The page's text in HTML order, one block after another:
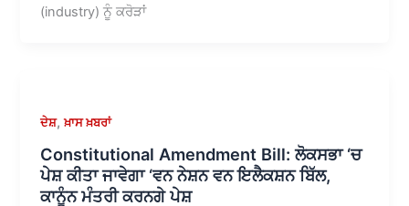
(industry) ਨੂੰ ਕਰੋੜਾਂ
ਦੇਸ਼,ਖ਼ਾਸ ਖ਼ਬਰਾਂ
Constitutional Amendment Bill: ਲੋਕਸਭਾ ‘ਚ
ਪੇਸ਼ ਕੀਤਾ ਜਾਵੇਗਾ ‘ਵਨ ਨੇਸ਼ਨ ਵਨ ਇਲੈਕਸ਼ਨ ਬਿੱਲ,
ਕਾਨੂੰਨ ਮੰਤਰੀ ਕਰਨਗੇ ਪੇਸ਼